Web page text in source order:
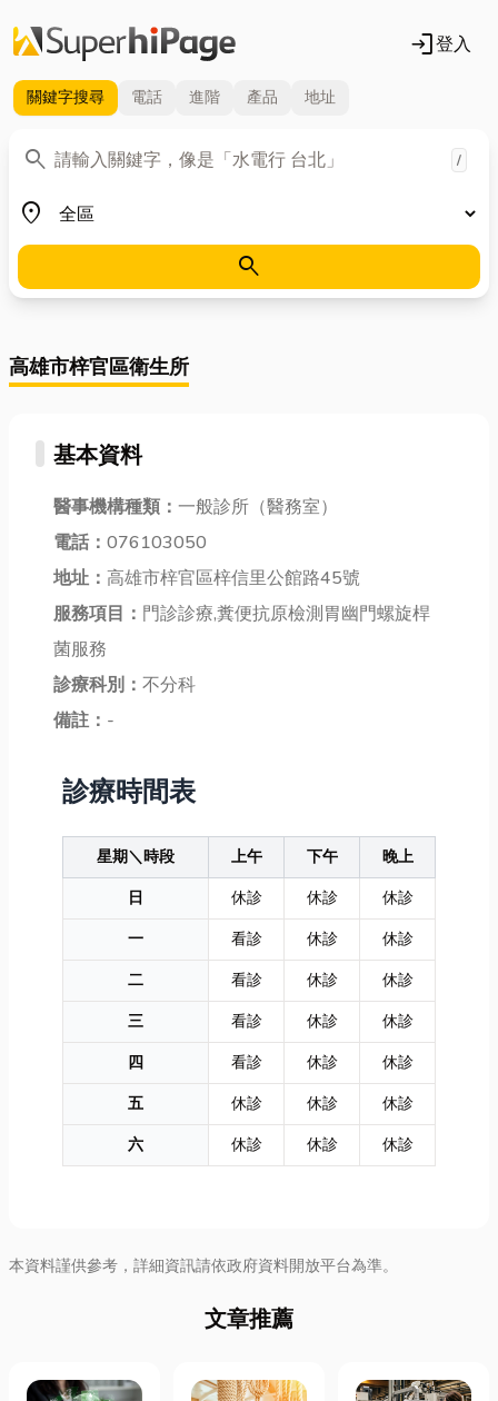
login登入
關鍵字搜尋 電話 進階 產品 地址
search
關鍵字 /
place
地區
search
高雄市梓官區衛生所
基本資料
醫事機構種類： 一般診所（醫務室）
電話： 076103050
地址： 高雄市梓官區梓信里公館路45號
服務項目： 門診診療,糞便抗原檢測胃幽門螺旋桿
菌服務
診療科別： 不分科
備註： -
診療時間表
星期＼時段 上午 下午
晚上
日
休診 休診
休診
一
看診 休診
休診
二
看診 休診
休診
三
看診 休診
休診
四
看診 休診
休診
五
休診 休診
休診
六
休診 休診 休診
本資料謹供參考，詳細資訊請依政府資料開放平台為準。
文章推薦